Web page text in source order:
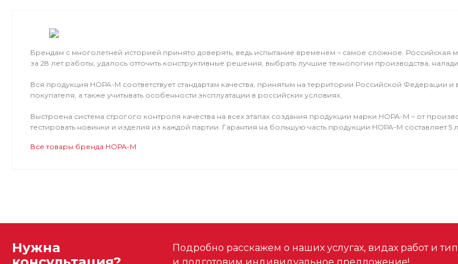
Брендам с многолетней историей принято доверять, ведь испытание временем – самое сложное.
за 28 лет работы, удалось отточить конструктивные решения, выбрать лучшие технологии производства,
Вся продукция НОРА-М соответствует стандартам качества, принятым на территории Российской
покупателя, а также учитывать особенности эксплуатации в российских условиях.
Выстроена система строгого контроля качества на всех этапах создания продукции марки НОРА-М – от
тестировать новинки и изделия из каждой партии. Гарантия на большую часть продукции НОРА-М составляет 5
Все товары бренда НОРА-М
Нужна
Подробно расскажем о наших услугах, видах работ и